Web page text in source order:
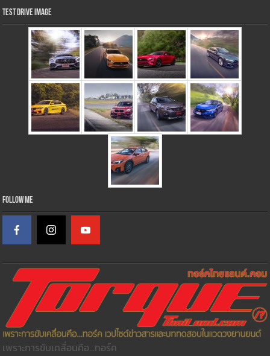
Test Drive Image
Follow Me
เพราะการขับเคลื่อนคือ...ทอร์ค